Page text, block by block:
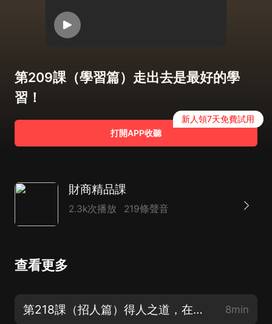
第209課（學習篇）走出去是最好的學
習！
打開APP收聽
新人領7天免費試用
財商精品課
2.3k次播放 219條聲音
查看更多
第218課（招人篇）得人之道，在於識人 8min